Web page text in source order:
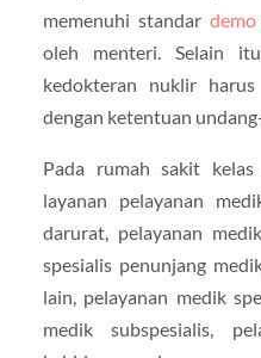
memenuhi standar demo
oleh menteri. Selain
kedokteran nuklir
dengan ketentuan
Pada rumah sakit
layanan pelayanan
darurat, pelayanan
spesialis penunjang
lain, pelayanan medik
medik subspesialis,